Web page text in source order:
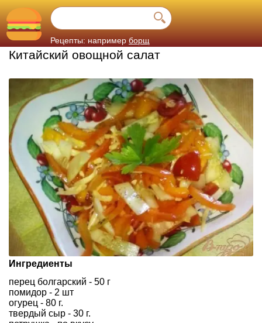
Рецепты: например борщ
Китайский овощной салат
Ингредиенты
перец болгарский - 50 г
помидор - 2 шт
огурец - 80 г.
твердый сыр - 30 г.